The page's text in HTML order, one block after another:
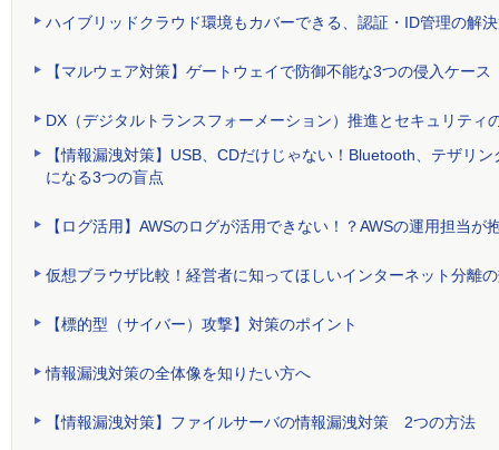
ハイブリッドクラウド環境もカバーできる、認証・ID管理の解
【マルウェア対策】ゲートウェイで防御不能な3つの侵入ケース
DX（デジタルトランスフォーメーション）推進とセキュリティ
【情報漏洩対策】USB、CDだけじゃない！Bluetooth、テザリ
になる3つの盲点
【ログ活用】AWSのログが活用できない！？AWSの運用担当が
仮想ブラウザ比較！経営者に知ってほしいインターネット分離
【標的型（サイバー）攻撃】対策のポイント
情報漏洩対策の全体像を知りたい方へ
【情報漏洩対策】ファイルサーバの情報漏洩対策 2つの方法